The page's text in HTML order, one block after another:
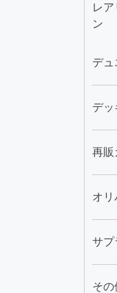
レ
ン
デュ
デッ
再販
オリ
サプ
その